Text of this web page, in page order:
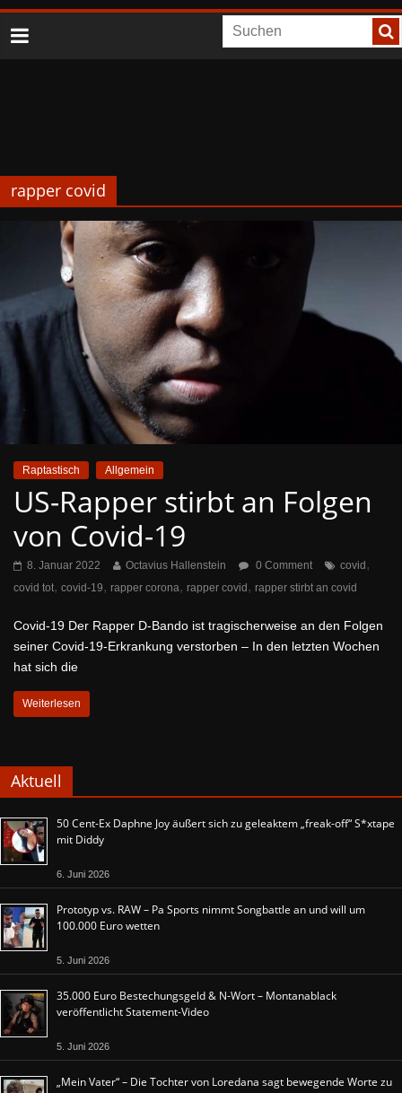
rapper covid
Raptastisch Allgemein
US-Rapper stirbt an Folgen
von Covid-19
8. Januar 2022 Octavius Hallenstein 0 Comment covid ,
covid tot, covid-19, rapper corona, rapper covid , rapper stirbt an covid
Covid-19 Der Rapper D-Bando ist tragischerweise an den Folgen
seiner Covid-19-Erkrankung verstorben – In den letzten Wochen
hat sich die
Weiterlesen
Aktuell
50 Cent-Ex Daphne Joy äußert sich zu geleaktem „freak-off“ S*xtape
mit Diddy
6. Juni 2026
Prototyp vs. RAW – Pa Sports nimmt Songbattle an und will um
100.000 Euro wetten
5. Juni 2026
35.000 Euro Bestechungsgeld & N-Wort – Montanablack
veröffentlicht Statement-Video
5. Juni 2026
„Mein Vater“ – Die Tochter von Loredana sagt bewegende Worte zu